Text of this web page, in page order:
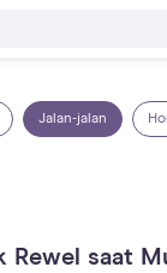
Jalan-jalan
Rewel saat